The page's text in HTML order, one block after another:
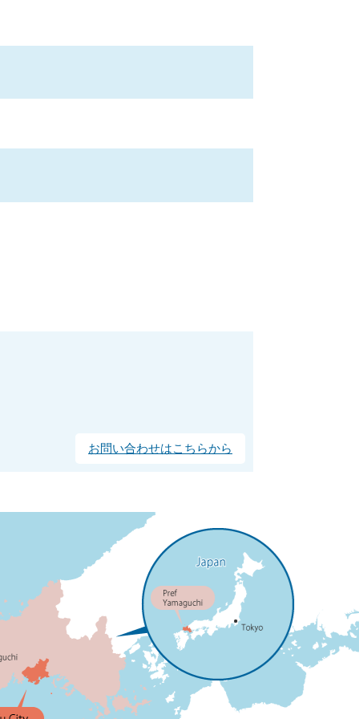
お問い合わせはこちらから